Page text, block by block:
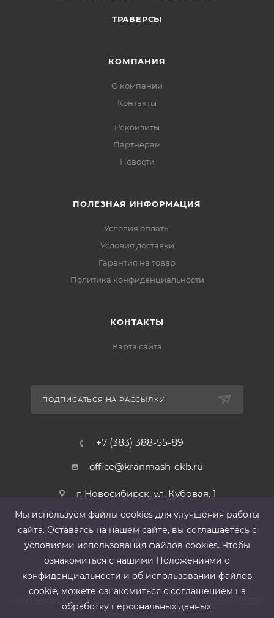
ТРАВЕРСЫ
КОМПАНИЯ
О компании
Контакты
Реквизиты
Партнерам
Новости
ПОЛЕЗНАЯ ИНФОРМАЦИЯ
Условия оплаты
Условия доставки
Гарантия на товар
Политика конфиденциальности
КОНТАКТЫ
Карта сайта
ПОДПИСАТЬСЯ НА РАССЫЛКУ
+7 (383) 388-55-89
office@kranmash-ekb.ru
г. Новосибирск, ул. Кубовая, 1
2013-2026 ©ООО «КранМаш»
ИНН 6678080212, КПП 667801001 ,Р/с 40702810302500019939,
БИК 044525999
Мы используем файлы cооkies для улучшения работы
сайта. Оставаясь на нашем сайте, вы соглашаетесь с
условиями использования файлов cооkies. Чтобы
ознакомиться с нашими Положениями о
конфиденциальности и об использовании файлов
cookie, можете ознакомиться с соглашением на
обработку персональных данных.